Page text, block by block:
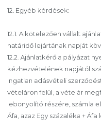
12. Egyéb kérdések:
12.1. A kötelezően vállalt
határidő lejártának napját
12.2. Ajánlatkérő a pályázat
kézhezvételének napjától
Ingatlan adásvételi
vételáron felül, a vételár
lebonyolító részére, számla
Áfa, azaz Egy százaléka +